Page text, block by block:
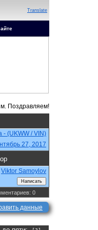
Translate
- (UKWW / VIN)
27, 2017
Viktor Samoylov
0
данные